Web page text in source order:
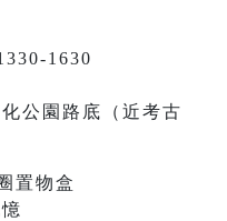
1630
公園路底（近考古
置物盒